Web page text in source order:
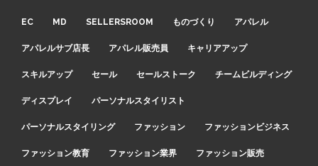
EC MD SELLERSROOM ものづくり アパレル
アパレルサブ店長 アパレル販売員 キャリアアップ
スキルアップ セール セールストーク チームビルディング
ディスプレイ パーソナルスタイリスト
パーソナルスタイリング ファッション ファッションビジネス
ファッション教育 ファッション業界 ファッション販売